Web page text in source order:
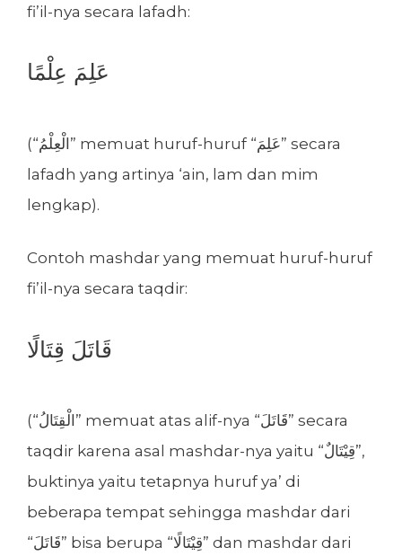
fi’il-nya secara lafadh:
عَلِمَ عِلْمًا
(“الْعِلْمُ” memuat huruf-huruf “عَلِمَ” secara
lafadh yang artinya ‘ain, lam dan mim
lengkap).
Contoh mashdar yang memuat huruf-huruf
fi’il-nya secara taqdir:
قَاتَلَ قِتَالًا
(“الْقِتَالُ” memuat atas alif-nya “قَاتَلَ” secara
taqdir karena asal mashdar-nya yaitu “قِيْتَالٌ”,
buktinya yaitu tetapnya huruf ya’ di
beberapa tempat sehingga mashdar dari
“قَاتَلَ” bisa berupa “قِيْتَالًا” dan mashdar dari